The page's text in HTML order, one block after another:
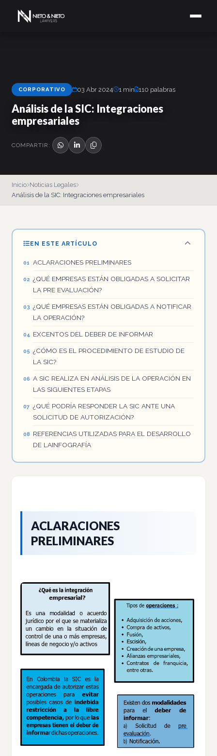
CORPORATIVO 03 Abr 2024 1 min 110 palabras
Análisis de la SIC: Integraciones
empresariales
COMPARTIR:
Inicio Noticias Legales
Análisis de la SIC: Integraciones empresariales
EN ESTE ARTÍCULO
ACLARACIONES PRELIMINARES
¿QUÉ EMPRESAS ESTÁN OBLIGADAS A SOLICITAR
LA PRE EVALUACIÓN?
¿QUÉ EMPRESAS ESTÁN OBLIGADAS A NOTIFICAR
LA OPERACIÓN?
EXCENTOS DEL DEBER DE INFORMAR
¿CÓMO ES EL PROCEDIMIENTO DE ESTUDIO DE
LA SIC?
A SIC REALIZA EN ANÁLISIS DE LA OPERACIÓN EN
LAS SIGUIENTES ETAPAS
¿QUÉ PODRÍA RESPONDER LA SIC ANTE UNA
SOLICITUD DE AUTORIZACIÓN?
REFERENCIAS UTILIZADAS PARA EL DESARROLLO
DE LAINFOGRAFÍA
ACLARACIONES
PRELIMINARES